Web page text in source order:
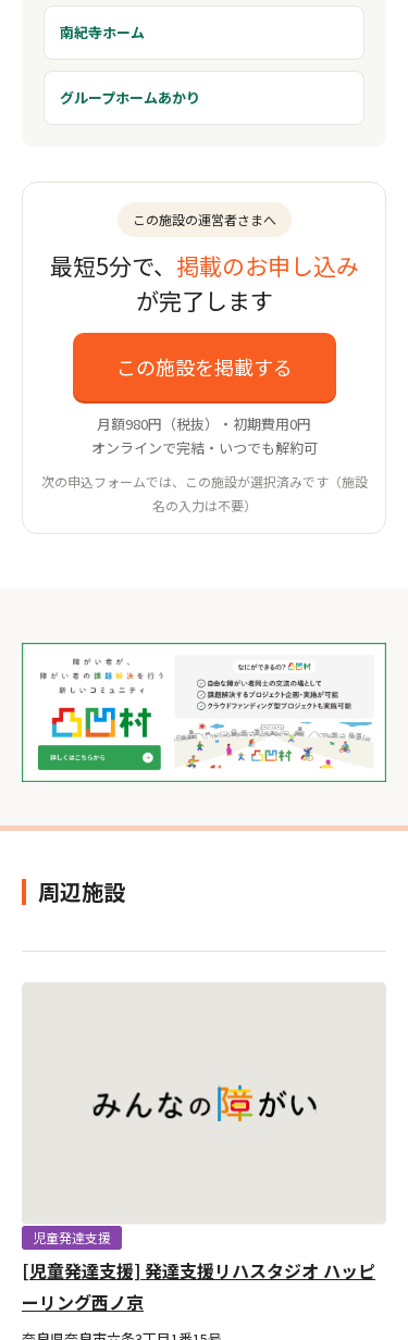
南紀寺ホーム
グループホームあかり
この施設の運営者さまへ
最短5分で、 掲載のお申し込み
が完了します
この施設を掲載する
月額980円（税抜）・初期費用0円
オンラインで完結・いつでも解約可
次の申込フォームでは、この施設が選択済みです（施設
名の入力は不要）
周辺施設
児童発達支援
[児童発達支援] 発達支援リハスタジオ ハッピ
ーリング西ノ京